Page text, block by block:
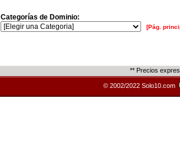
Categorías de Dominio:
[Pág.
** Precios
© 2002/2022 Solo10.com